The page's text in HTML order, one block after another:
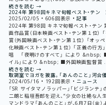
続きを読む →
2024年 第98回キネマ旬報ベスト・テン
2025/02/05 • 606回表示 • 記事
2024年 第98回 キネマ旬報ベスト・テ
画作品賞（日本映画ベスト・テン第１位
賞（外国映画ベスト・テン第１位） 「オ
化映画ベスト・テン第１位） 「正義の行
唱 「夜明けのすべて」 により &nbsp;
イル」により &nbsp; ■外国映画監督賞
続きを読む →
取調室でヨガを披露。「あんのこと」河
2024/05/16 • 192回表示 • ニュース
「SR サイタマノラッパー」「ビジランテ
二朗と稲垣吾郎を迎え、“少女の壮絶な
マンドラマ「あんのこと」が、6月7日（金